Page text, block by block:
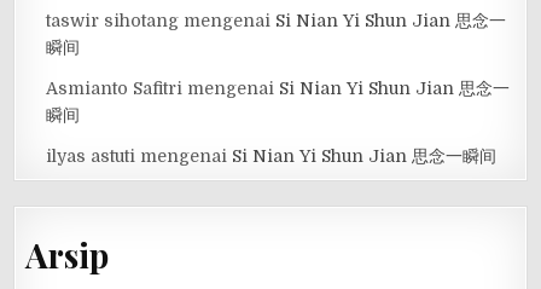
taswir sihotang mengenai Si Nian Yi Shun Jian 思念一
瞬间
Asmianto Safitri mengenai Si Nian Yi Shun Jian 思念一
瞬间
ilyas astuti mengenai Si Nian Yi Shun Jian 思念一瞬间
Arsip